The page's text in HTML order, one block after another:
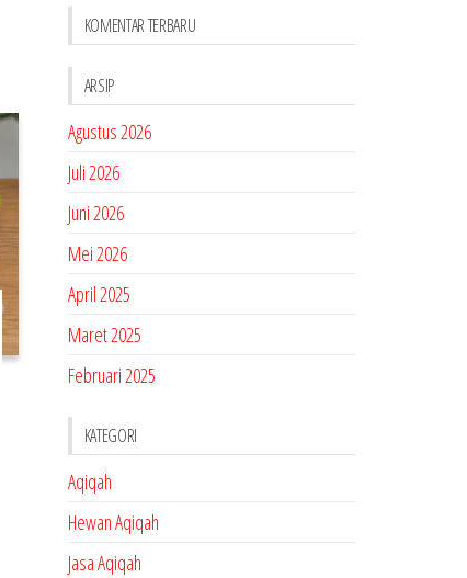
KOMENTAR TERBARU
ARSIP
Agustus 2026
Juli 2026
Juni 2026
Mei 2026
April 2025
Maret 2025
Februari 2025
KATEGORI
Aqiqah
Hewan Aqiqah
Jasa Aqiqah